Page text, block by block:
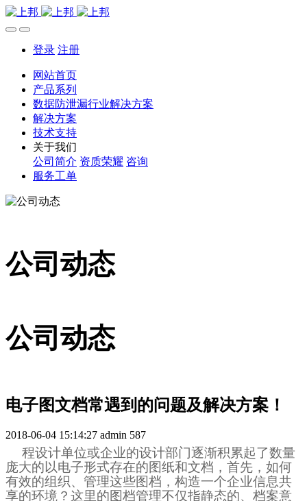
登录 注册
网站首页
产品系列
数据防泄漏行业解决方案
解决方案
技术支持
关于我们
公司简介 资质荣耀 咨询
服务工单
公司动态
公司动态
电子图文档常遇到的问题及解决方案！
2018-06-04 15:14:27 admin 587
程设计单位或企业的设计部门逐渐积累起了数量
庞大的以电子形式存在的图纸和文档，首先，如何
有效的组织、管理这些图档，构造一个企业信息共
享的环境？这里的图档管理不仅指静态的、档案意